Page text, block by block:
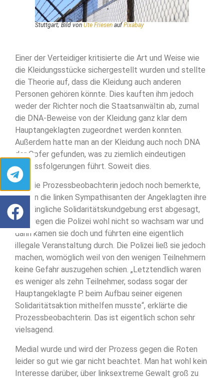
Stuttgart; Bild von Ute Friesen aufPixabay
Einer der Verteidiger kritisierte die Art und Weise wie
die Kleidungsstücke sichergestellt wurden und stellte
die Theorie auf, dass die Kleidung auch anderen
Personen gehören könnte. Dies kauften ihm jedoch
weder der Richter noch die Staatsanwältin ab, zumal
die DNA-Beweise von der Kleidung ganz klar dem
Hauptangeklagten zugeordnet werden konnten.
Außerdem hatte man an der Kleidung auch noch DNA
der Opfer gefunden, was zu ziemlich eindeutigen
Schlussfolgerungen führt. Soweit dies.
Wie die Prozessbeobachterin jedoch noch bemerkte,
hatten die linken Sympathisanten der Angeklagten ihre
ursprüngliche Solidaritätskundgebung erst abgesagt,
weswegen die Polizei wohl nicht so wachsam war und
dann kamen sie doch und führten eine eigentlich
illegale Veranstaltung durch. Die Polizei ließ sie jedoch
machen, womöglich weil von den wenigen Teilnehmern
keine Gefahr auszugehen schien. „Letztendlich waren
es weniger als zehn Teilnehmer, sodass sogar der
Hauptangeklagte P. beim Aufbau seiner eigenen
Solidaritätsaktion mithelfen musste“, erklärte die
Prozessbeobachterin. Das ist eigentlich schon sehr
vielsagend.
Medial wurde und wird der Prozess gegen die Roten
leider so gut wie gar nicht beachtet. Man hat wohl kein
Interesse darüber, über linksextreme Gewalt groß zu